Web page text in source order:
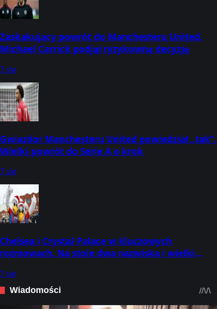
Zaskakujący powrót do Manchesteru United.
Michael Carrick podjął ryzykowną decyzję
7 sie
Gwiazdor Manchesteru United powiedział „tak”.
Wielki powrót do Serie A o krok
7 sie
Chelsea i Crystal Palace w kluczowych
rozmowach. Na stole dwa nazwiska i wielki
7 sie